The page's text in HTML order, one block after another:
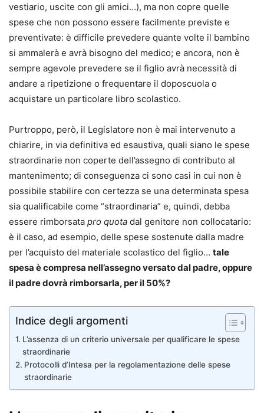
vestiario, uscite con gli amici…), ma non copre quelle
spese che non possono essere facilmente previste e
preventivate: è difficile prevedere quante volte il bambino
si ammalerà e avrà bisogno del medico; e ancora, non è
sempre agevole prevedere se il figlio avrà necessità di
andare a ripetizione o frequentare il doposcuola o
acquistare un particolare libro scolastico.
Purtroppo, però, il Legislatore non è mai intervenuto a
chiarire, in via definitiva ed esaustiva, quali siano le spese
straordinarie non coperte dell’assegno di contributo al
mantenimento; di conseguenza ci sono casi in cui non è
possibile stabilire con certezza se una determinata spesa
sia qualificabile come “straordinaria” e, quindi, debba
essere rimborsata pro quota dal genitore non collocatario:
è il caso, ad esempio, delle spese sostenute dalla madre
per l’acquisto del materiale scolastico del figlio… tale
spesa è compresa nell’assegno versato dal padre, oppure
il padre dovrà rimborsarla, per il 50%?
Indice degli argomenti
L’assenza di un criterio universale per qualificare le spese
straordinarie
Protocolli d’Intesa per la regolamentazione delle spese
straordinarie